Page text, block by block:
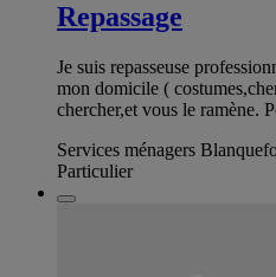
Repassage
Je suis repasseuse
mon domicile (
chercher,et vous le ramène.
Services ménagers
Particulier